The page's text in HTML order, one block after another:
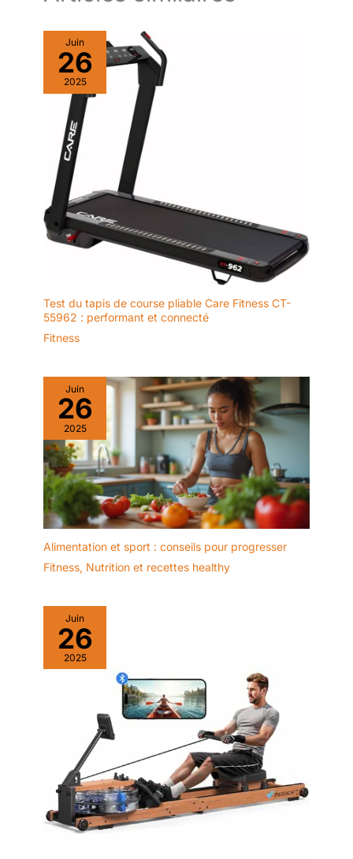
Juin
26
2025
Test du tapis de course pliable Care Fitness CT-
55962 : performant et connecté
Fitness
Juin
26
2025
Alimentation et sport : conseils pour progresser
Fitness, Nutrition et recettes healthy
Juin
26
2025